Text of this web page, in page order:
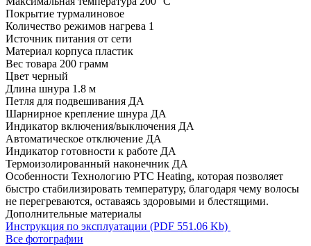
Покрытие турмалиновое
Количество режимов нагрева 1
Источник питания от сети
Материал корпуса пластик
Вес товара 200 грамм
Цвет черный
Длина шнура 1.8 м
Петля для подвешивания ДА
Шарнирное крепление шнура ДА
Индикатор включения/выключения ДА
Автоматическое отключение ДА
Индикатор готовности к работе ДА
Термоизолированный наконечник ДА
Особенности Технологию PTC Heating, которая позволяет
быстро стабилизировать температуру, благодаря чему волосы
не перегреваются, оставаясь здоровыми и блестящими.
Дополнительные материалы
Инструкция по эксплуатации (PDF 551.06 Kb)
Все фотографии